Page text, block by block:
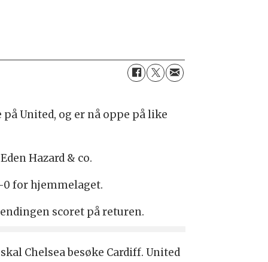
United, og er nå oppe på like
Hazard & co.
for hjemmelaget.
scoret på returen.
Chelsea besøke Cardiff. United